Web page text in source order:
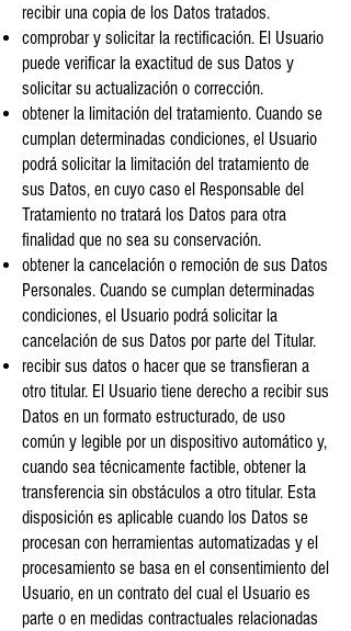
recibir una copia de los Datos tratados.
comprobar y solicitar la rectificación. El Usuario
puede verificar la exactitud de sus Datos y
solicitar su actualización o corrección.
obtener la limitación del tratamiento. Cuando se
cumplan determinadas condiciones, el Usuario
podrá solicitar la limitación del tratamiento de
sus Datos, en cuyo caso el Responsable del
Tratamiento no tratará los Datos para otra
finalidad que no sea su conservación.
obtener la cancelación o remoción de sus Datos
Personales. Cuando se cumplan determinadas
condiciones, el Usuario podrá solicitar la
cancelación de sus Datos por parte del Titular.
recibir sus datos o hacer que se transfieran a
otro titular. El Usuario tiene derecho a recibir sus
Datos en un formato estructurado, de uso
común y legible por un dispositivo automático y,
cuando sea técnicamente factible, obtener la
transferencia sin obstáculos a otro titular. Esta
disposición es aplicable cuando los Datos se
procesan con herramientas automatizadas y el
procesamiento se basa en el consentimiento del
Usuario, en un contrato del cual el Usuario es
parte o en medidas contractuales relacionadas